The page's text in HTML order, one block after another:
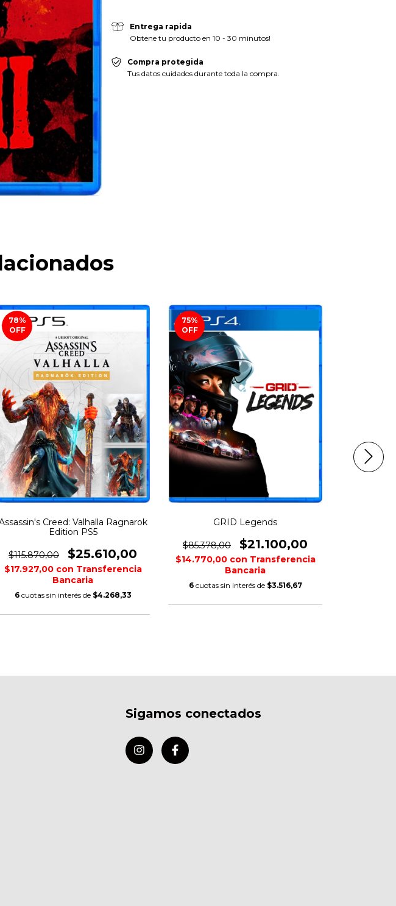
Entrega rapida
Obtene tu producto en 10 - 30 minutos!
Compra protegida
Tus datos cuidados durante toda la compra.
78%
OFF
Creed: Valhalla Ragnarok
Edition PS5
$115.870,00 $25.610,00
$17.927,00 con Transferencia
Bancaria
6 cuotas sin interés de $4.268,33
75%
OFF
GRID Legends
$85.378,00 $21.100,00
$14.770,00 con Transferencia
Bancaria
6 cuotas sin interés de $3.516,67
Sigamos conectados